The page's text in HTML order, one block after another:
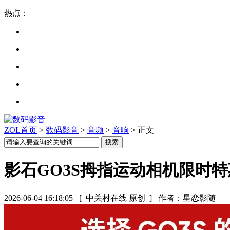
热点：
ZOL首页 > 数码影音 > 音频 > 音响 > 正文
影石GO3S拇指运动相机限时
2026-06-04 16:18:05 [ 中关村在线 原创 ] 作者：星恋影随